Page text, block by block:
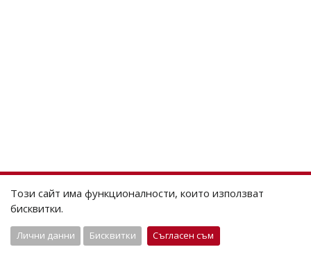
Този сайт има функционалности, които използват
бисквитки.
Лични данни Бисквитки Съгласен съм